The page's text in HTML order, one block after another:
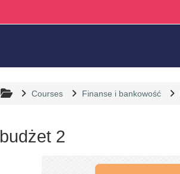
Courses Finanse i bankowość
budżet 2